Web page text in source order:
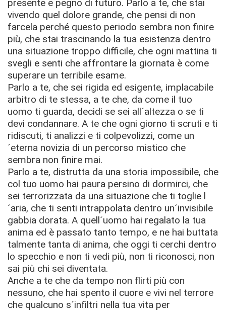
presente e pegno di futuro. Parlo a te, che stai
vivendo quel dolore grande, che pensi di non
farcela perché questo periodo sembra non finire
più, che stai trascinando la tua esistenza dentro
una situazione troppo difficile, che ogni mattina ti
svegli e senti che affrontare la giornata è come
superare un terribile esame.
Parlo a te, che sei rigida ed esigente, implacabile
arbitro di te stessa, a te che, da come il tuo
uomo ti guarda, decidi se sei all´altezza o se ti
devi condannare. A te che ogni giorno ti scruti e ti
ridiscuti, ti analizzi e ti colpevolizzi, come un
´eterna novizia di un percorso mistico che
sembra non finire mai.
Parlo a te, distrutta da una storia impossibile, che
col tuo uomo hai paura persino di dormirci, che
sei terrorizzata da una situazione che ti toglie l
´aria, che ti senti intrappolata dentro un´invisibile
gabbia dorata. A quell´uomo hai regalato la tua
anima ed è passato tanto tempo, e ne hai buttata
talmente tanta di anima, che oggi ti cerchi dentro
lo specchio e non ti vedi più, non ti riconosci, non
sai più chi sei diventata.
Anche a te che da tempo non flirti più con
nessuno, che hai spento il cuore e vivi nel terrore
che qualcuno s´infiltri nella tua vita per